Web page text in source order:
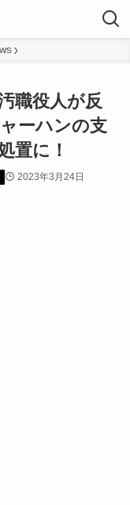
職役人が反
ーハンの支
置に！
2023年3月24日